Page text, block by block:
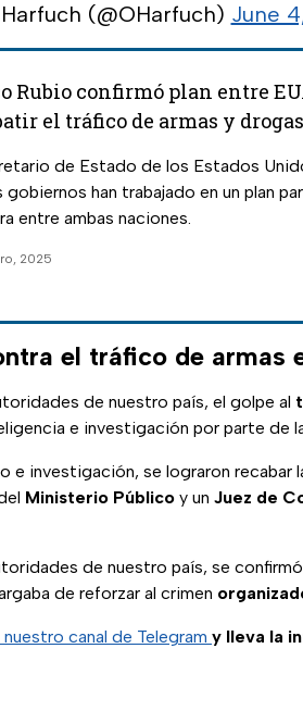
(@OHarfuch) June
Rubio confirmó plan entre
el tráfico de armas y drogas
de Estado de los Estados
gobiernos han trabajado en un plan
entre ambas naciones.
2025
el tráfico de armas
de nuestro país, el golpe al
e investigación por parte de
e investigación, se lograron recabar
Ministerio Público y un Juez de
de nuestro país, se
de reforzar al crimen
canal de Telegram y lleva la